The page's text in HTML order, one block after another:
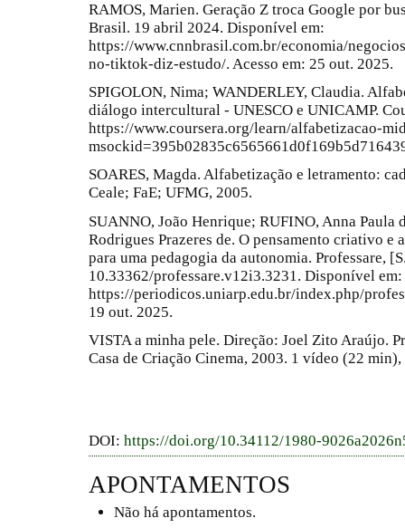
RAMOS, Marien. Geração Z troca Google por
Brasil. 19 abril 2024. Disponível em:
https://www.cnnbrasil.com.br/economia/
no-tiktok-diz-estudo/. Acesso em: 25 out. 2025.
SPIGOLON, Nima; WANDERLEY, Claudia.
diálogo intercultural - UNESCO e UNICAMP.
https://www.coursera.org/learn/alfabetizacao-
SOARES, Magda. Alfabetização e letramento:
Ceale; FaE; UFMG, 2005.
SUANNO, João Henrique; RUFINO, Anna
Rodrigues Prazeres de. O pensamento criativo e
para uma pedagogia da autonomia. Professare,
10.33362/professare.v12i3.3231. Disponível em:
https://periodicos.uniarp.edu.br/index.php/
19 out. 2025.
VISTA a minha pele. Direção: Joel Zito Araújo.
Casa de Criação Cinema, 2003. 1 vídeo (22
DOI: https://doi.org/10.34112/1980-
APONTAMENTOS
Não há apontamentos.